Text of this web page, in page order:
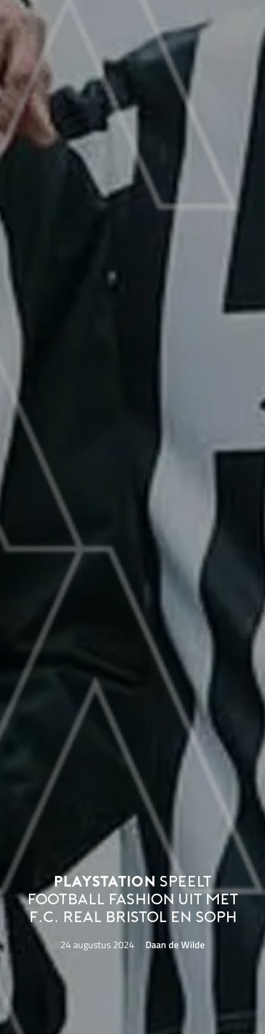
PlayStation speelt
football fashion uit met
F.C. Real Bristol en SOPH
24 augustus 2024 Daan de Wilde